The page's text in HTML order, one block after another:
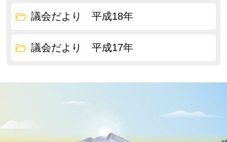
議会だより 平成18年
議会だより 平成17年